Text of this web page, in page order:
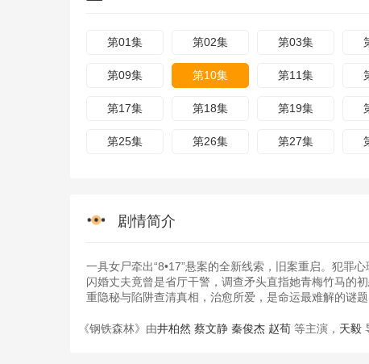
第01集 第02集 第03集
第09集 第10集 第11集
第17集 第18集 第19集
第25集 第26集 第27集
剧情简介
一具女尸牵出“8•17”悬案的全新线索，旧案重启。犯罪
闪婚丈夫竟曾是省厅干警，调查矛头直指她青梅竹马的
重隐秘与陷阱查清真相，治愈所爱，是命运最难解的谜题
《钢铁森林》由井柏然 蔡文静 秦俊杰 赵荀 等主演， 天毅